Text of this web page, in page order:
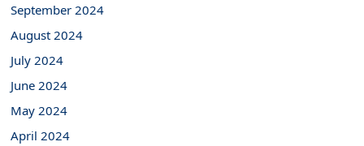
September 2024
August 2024
July 2024
June 2024
May 2024
April 2024